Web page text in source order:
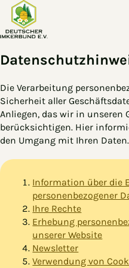
Zum Hauptinhalt springen
Die Verarbeitung
Sicherheit aller
Anliegen, das wir in unseren
berücksichtigen. Hier
den Umgang mit Ihren Daten.
Information über die
personenbezogener
Ihre Rechte
Erhebung
unserer Website
Newsletter
Verwendung von